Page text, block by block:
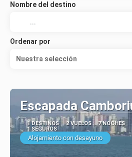
Nombre del destino
Ordenar por
Nuestra selección
Escapada
1 DESTINOS 2 VUELOS 7 NOCHES
1 SEGUROS
Alojamiento con desayuno